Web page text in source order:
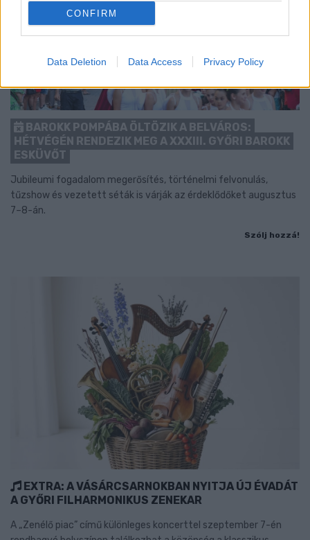
CONFIRM
Data Deletion Data Access Privacy Policy
BAROKK POMPÁBA ÖLTÖZIK A BELVÁROS:
HÉTVÉGÉN RENDEZIK MEG A XXXIII. GYŐRI BAROKK
ESKÜVŐT
Jubileumi fogadalom megerősítés, történelmi felvonulás,
tűzshow és vezetett séták is várják az érdeklődőket augusztus
7–8-án.
Szólj hozzá!
EXTRA: A VÁSÁRCSARNOKBAN NYITJA ÚJ ÉVADÁT
A GYŐRI FILHARMONIKUS ZENEKAR
A „Zenélő piac” című különleges koncerttel szeptember 7-én